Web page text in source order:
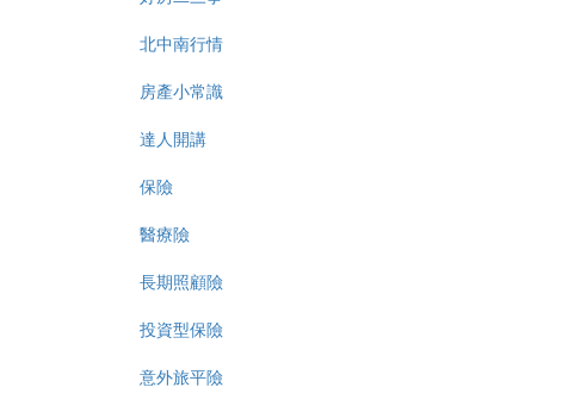
北中南行情
房產小常識
達人開講
保險
醫療險
長期照顧險
投資型保險
意外旅平險